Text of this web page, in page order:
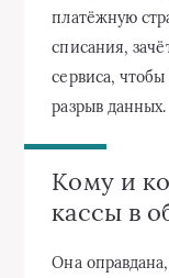
платёжную
списания,
сервиса,
разрыв данных.
Кому и
кассы в
Она